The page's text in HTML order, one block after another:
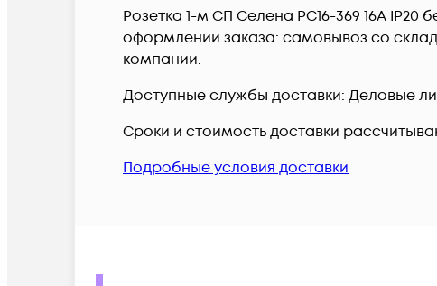
Розетка 1-м СП Селена РС16-369 16А IP20
оформлении заказа: самовывоз со
компании.
Доступные службы доставки: Деловые
Сроки и стоимость доставки
Подробные условия доставки